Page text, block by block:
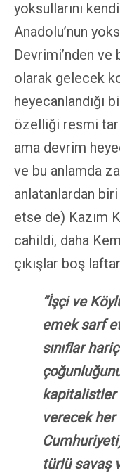
yoksullarını
Anadolu’nun
Devrimi’nden ve
olarak gelecek
heyecanlandığı
özelliği resmi
ama devrim
ve bu anlamda
anlatanlardan
etse de) Kazım
cahildi, daha
çıkışlar boş
“İşçi ve
emek sarf
sınıflar
kapitalistler
verecek
türlü savaş